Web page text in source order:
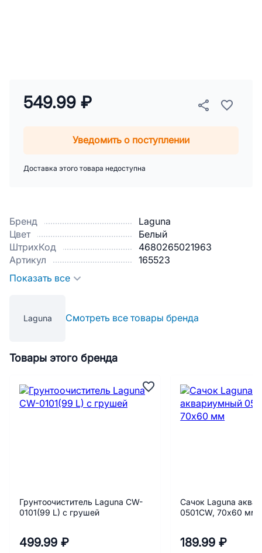
Бренд
Laguna
Цвет
Белый
ШтрихКод
4680265021963
Артикул
165523
Показать все
Laguna Смотреть все товары бренда
549.99 ₽
Уведомить о поступлении
Доставка этого товара недоступна
Товары этого бренда
Грунтоочиститель Laguna CW-
0101(99 L) с грушей
499.99 ₽
Сачок Laguna
0501CW, 70х60 мм
189.99 ₽